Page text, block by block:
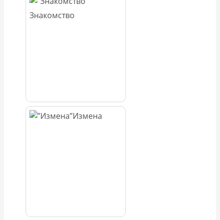
Знакомство
Измена